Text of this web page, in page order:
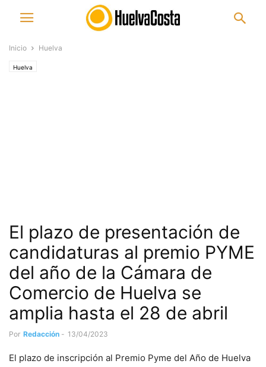
Inicio Huelva
Huelva
El plazo de presentación de
candidaturas al premio PYME
del año de la Cámara de
Comercio de Huelva se
amplia hasta el 28 de abril
Por Redacción - 13/04/2023
El plazo de inscripción al Premio Pyme del Año de Huelva